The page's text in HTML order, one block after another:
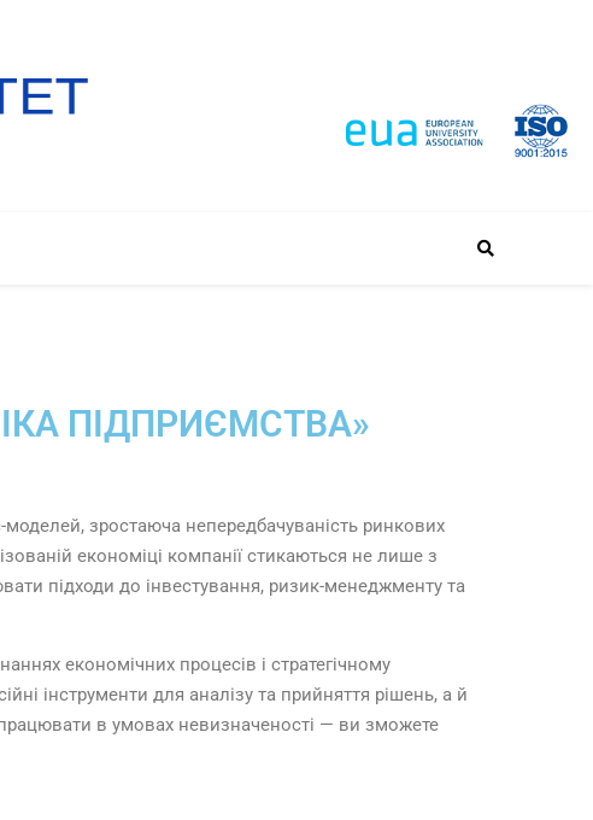
ПІДПРИЄМСТВА»
моделей, зростаюча непередбачуваність ринкових
економіці компанії стикаються не лише з
підходи до інвестування, ризик-менеджменту та
економічних процесів і стратегічному
інструменти для аналізу та прийняття рішень, а й
в умовах невизначеності — ви зможете